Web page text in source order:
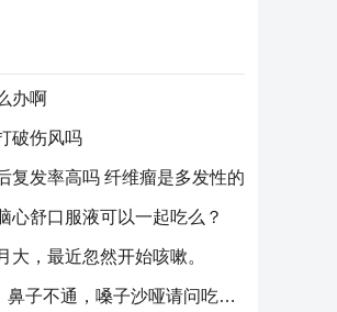
办啊
破伤风吗
复发率高吗 纤维瘤是多发性的
心舒口服液可以一起吃么？
大，最近忽然开始咳嗽。
你好，鼻炎犯了，鼻子不通，嗓子沙哑请问吃什么药比较好？